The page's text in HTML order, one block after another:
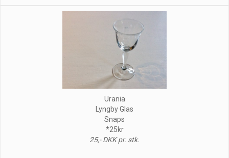
Urania
Lyngby Glas
Snaps
*25kr
25,- DKK pr. stk.